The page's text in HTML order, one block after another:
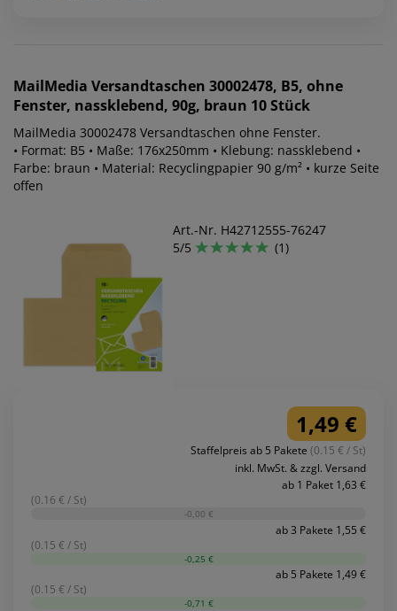
MailMedia Versandtaschen 30002478, B5, ohne
Fenster, nassklebend, 90g, braun 10 Stück
MailMedia 30002478 Versandtaschen ohne Fenster.
• Format: B5 • Maße: 176x250mm • Klebung: nassklebend •
Farbe: braun • Material: Recyclingpapier 90 g/m² • kurze Seite
offen
Art.-Nr. H42712555-76247
5/5
(1)
1,49 €
Staffelpreis ab 5 Pakete (0.15 € / St)
inkl. MwSt. & zzgl. Versand
ab 1 Paket 1,63 €
(0.16 € / St)
-0,00 €
ab 3 Pakete 1,55 €
(0.15 € / St)
-0,25 €
ab 5 Pakete 1,49 €
(0.15 € / St)
-0,71 €